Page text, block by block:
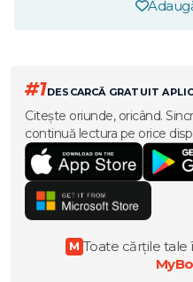
#1DESCARCĂ GRATUIT
Citește oriunde, oricând.
continuă lectura pe orice
M Toate cărțile tale